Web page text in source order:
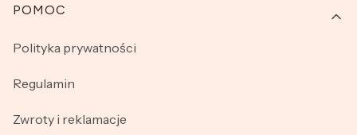
znajdzie odpowiedni model reform dla siebie. W naszej
producentów wykonane z najwyższej jakości bawełny.
wygody będziesz mieć pewność, że reformy pozostaną
już dziś kup wygodne reformy damskie w naszym sklepie
Linki w stopce
POMOC
Polityka prywatności
Regulamin
Zwroty i reklamacje